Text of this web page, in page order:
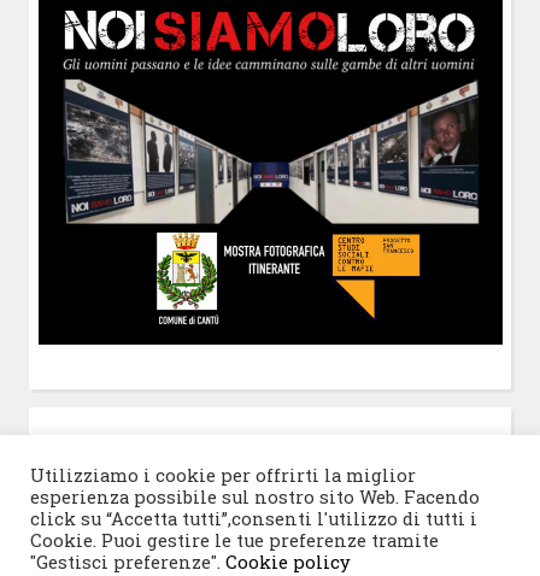
Utilizziamo i cookie per offrirti la miglior
esperienza possibile sul nostro sito Web. Facendo
click su “Accetta tutti”,consenti l'utilizzo di tutti i
Cookie. Puoi gestire le tue preferenze tramite
"Gestisci preferenze". Cookie policy